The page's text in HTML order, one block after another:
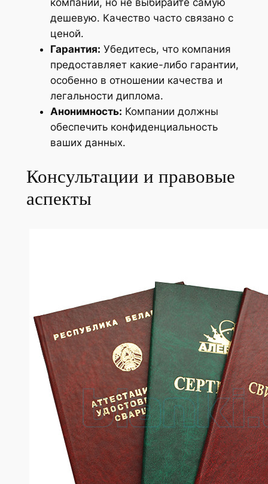
компаний, но не выбирайте самую
дешевую. Качество часто связано с
ценой.
Гарантия: Убедитесь, что компания
предоставляет какие-либо гарантии,
особенно в отношении качества и
легальности диплома.
Анонимность: Компании должны
обеспечить конфиденциальность
ваших данных.
Консультации и правовые
аспекты